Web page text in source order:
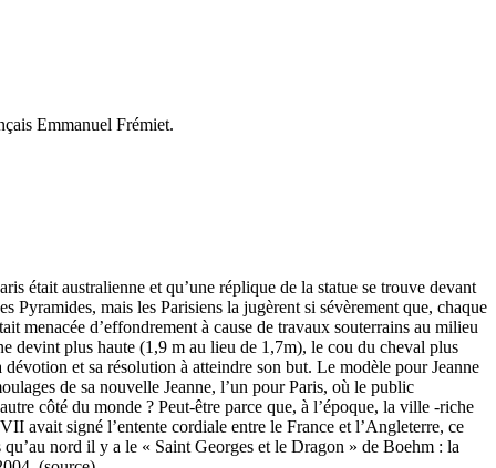
Emmanuel Frémiet.
était australienne et qu’une réplique de la statue se trouve devant
mais les Parisiens la jugèrent si sévèrement que, chaque
menacée d’effondrement à cause de travaux souterrains au milieu
devint plus haute (1,9 m au lieu de 1,7m), le cou du cheval plus
et sa résolution à atteindre son but. Le modèle pour Jeanne
de sa nouvelle Jeanne, l’un pour Paris, où le public
côté du monde ? Peut-être parce que, à l’époque, la ville -riche
avait signé l’entente cordiale entre le France et l’Angleterre, ce
nord il y a le « Saint Georges et le Dragon » de Boehm : la